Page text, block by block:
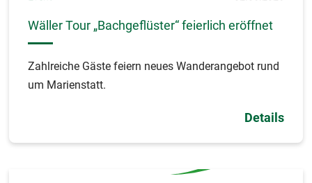
Wäller Tour „Bachgeflüster“ feierlich eröffnet
Zahlreiche Gäste feiern neues Wanderangebot rund
um Marienstatt.
Details